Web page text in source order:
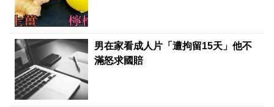
男在家看成人片「遭拘留15天」他不
滿怒求國賠